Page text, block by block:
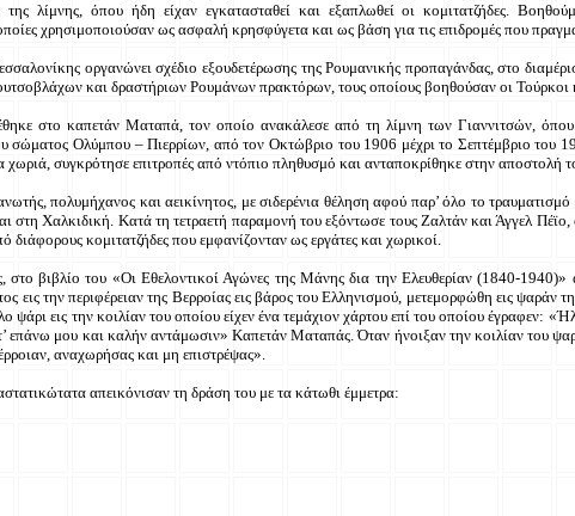
λίμνης, όπου ήδη είχαν εγκατασταθεί και εξαπλωθεί οι κομιτατζήδες.
χρησιμοποιούσαν ως ασφαλή κρησφύγετα και ως βάση για τις επιδρομές που
οργανώνει σχέδιο εξουδετέρωσης της Ρουμανικής προπαγάνδας, στο
και δραστήριων Ρουμάνων πρακτόρων, τους οποίους βοηθούσαν οι Τούρκοι
στο καπετάν Ματαπά, τον οποίο ανακάλεσε από τη λίμνη των Γιαννιτσών, όπου
σώματος Ολύμπου – Πιερρίων, από τον Οκτώβριο του 1906 μέχρι το Σεπτέμβριο του
χωριά, συγκρότησε επιτροπές από ντόπιο πληθυσμό και ανταποκρίθηκε στην αποστολή
πολυμήχανος και αεικίνητος, με σιδερένια θέληση αφού παρ’ όλο το
στη Χαλκιδική. Κατά τη τετραετή παραμονή του εξόντωσε τους Ζαλτάν και Άγγελ
διάφορους κομιτατζήδες που εμφανίζονταν ως εργάτες και χωρικοί.
βιβλίο του «Οι Εθελοντικοί Αγώνες της Μάνης δια την Ελευθερίαν (1840-1940)»
εις την περιφέρειαν της Βερροίας εις βάρος του Ελληνισμού, μετεμορφώθη εις ψαράν
ψάρι εις την κοιλίαν του οποίου είχεν ένα τεμάχιον χάρτου επί του οποίου
επάνω μου και καλήν αντάμωσιν» Καπετάν Ματαπάς. Όταν ήνοιξαν την κοιλίαν του
αναχωρήσας και μη επιστρέψας».
απεικόνισαν τη δράση του με τα κάτωθι έμμετρα: